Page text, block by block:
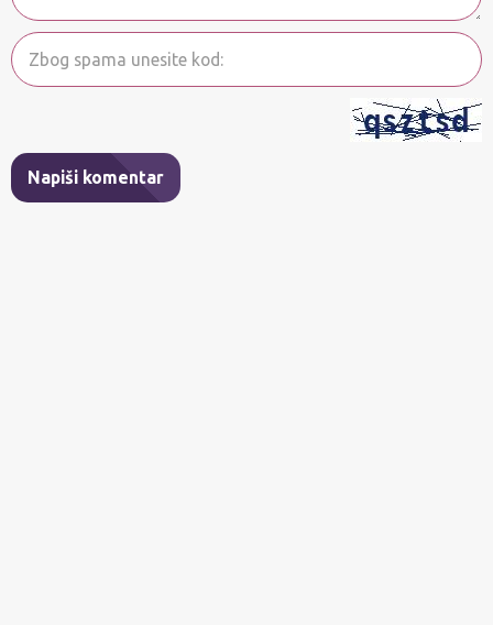
Napiši komentar